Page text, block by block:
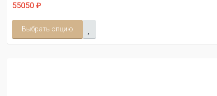
55050 ₽
Выбрать опцию